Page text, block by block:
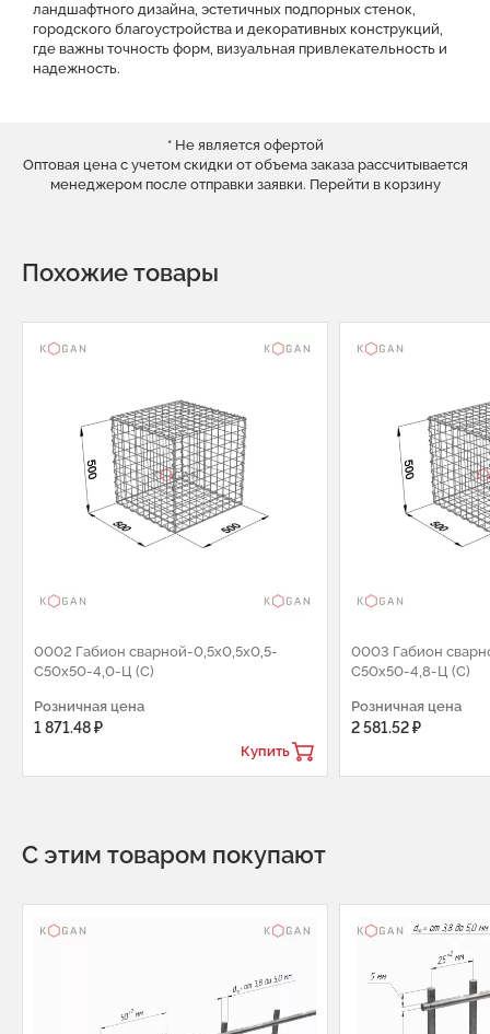
ландшафтного дизайна, эстетичных подпорных стенок,
городского благоустройства и декоративных конструкций,
где важны точность форм, визуальная привлекательность и
надежность.
* Не является офертой
Оптовая цена с учетом скидки от объема заказа рассчитывается
менеджером после отправки заявки. Перейти в корзину
Похожие товары
0002 Габион сварной-0,5х0,5х0,5-
С50х50-4,0-Ц (С)
Розничная цена
1 871.48 ₽
Купить
0003 Габион
С50х50-4,8-Ц (С)
Розничная цена
2 581.52 ₽
С этим товаром покупают